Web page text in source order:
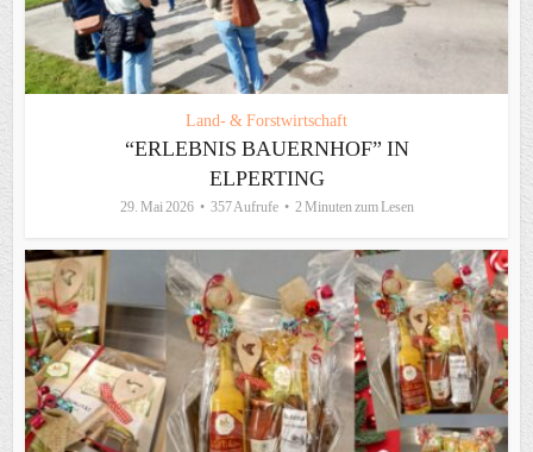
Land- & Forstwirtschaft
“ERLEBNIS BAUERNHOF” IN
ELPERTING
29. Mai 2026 357 Aufrufe 2 Minuten zum Lesen